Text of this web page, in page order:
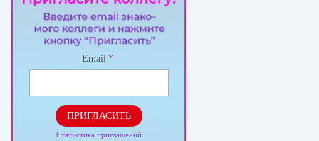
Email *
ПРИГЛАСИТЬ
Статистика приглашений